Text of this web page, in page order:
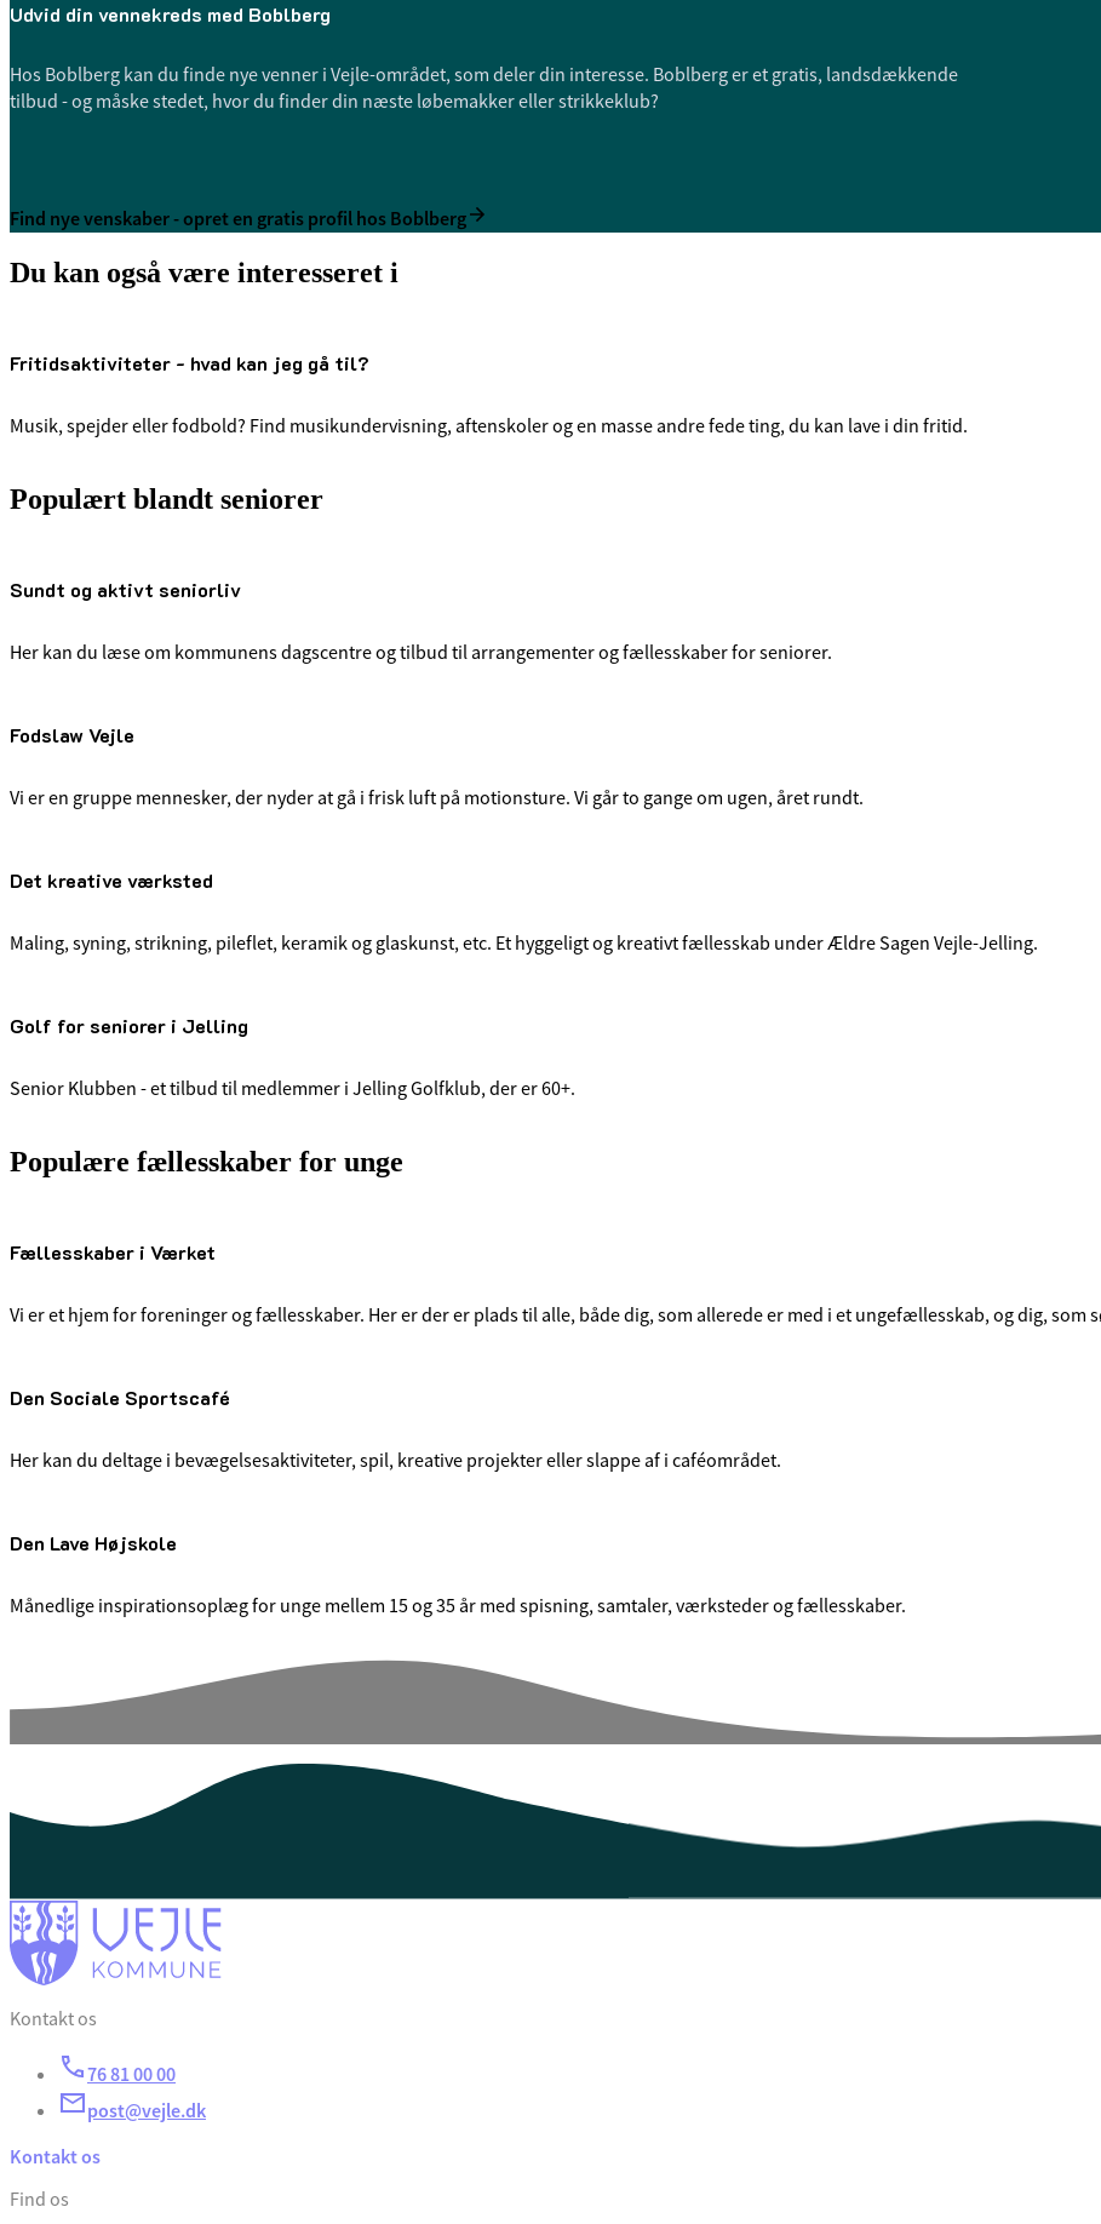
Udvid din vennekreds med Boblberg
Hos Boblberg kan du finde nye venner i Vejle-området, som deler din interesse. Boblberg er et gratis, landsdækkende
tilbud - og måske stedet, hvor du finder din næste løbemakker eller strikkeklub?
Find nye venskaber - opret en gratis profil hos Boblberg
Du kan også være interesseret i
Fritidsaktiviteter - hvad kan jeg gå til?
Musik, spejder eller fodbold? Find musikundervisning, aftenskoler og en masse andre fede ting, du kan lave i din fritid.
Populært blandt seniorer
Sundt og aktivt seniorliv
Her kan du læse om kommunens dagscentre og tilbud til arrangementer og fællesskaber for seniorer.
Fodslaw Vejle
Vi er en gruppe mennesker, der nyder at gå i frisk luft på motionsture. Vi går to gange om ugen, året rundt.
Det kreative værksted
Maling, syning, strikning, pileflet, keramik og glaskunst, etc. Et hyggeligt og kreativt fællesskab under Ældre Sagen Vejle-Jelling.
Golf for seniorer i Jelling
Senior Klubben - et tilbud til medlemmer i Jelling Golfklub, der er 60+.
Populære fællesskaber for unge
Fællesskaber i Værket
Vi er et hjem for foreninger og fællesskaber. Her er der er plads til alle, både dig, som allerede er med i et ungefællesskab, og dig, som
Den Sociale Sportscafé
Her kan du deltage i bevægelsesaktiviteter, spil, kreative projekter eller slappe af i caféområdet.
Den Lave Højskole
Månedlige inspirationsoplæg for unge mellem 15 og 35 år med spisning, samtaler, værksteder og fællesskaber.
Kontakt os
76 81 00 00
post@vejle.dk
Kontakt os
Find os